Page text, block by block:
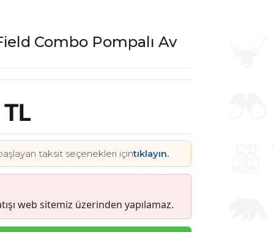
Combo Pompalı Av
taksit seçenekleri içintıklayın.
web sitemiz üzerinden yapılamaz.